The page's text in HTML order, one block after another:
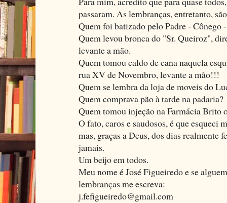
passaram. As lembranças, entretanto,
Quem foi batizado pelo Padre - Cônego
Quem levou bronca do "Sr. Queiroz",
levante a mão.
Quem tomou caldo de cana naquela
rua XV de Novembro, levante a mão!!!
Quem se lembra da loja de moveis do
Quem comprava pão à tarde na padaria?
Quem tomou injeção na Farmácia Brito
O fato, caros e saudosos, é que esqueci
mas, graças a Deus, dos dias realmente
jamais.
Um beijo em todos.
Meu nome é José Figueiredo e se
lembranças me escreva:
j.fefigueiredo@gmail.com